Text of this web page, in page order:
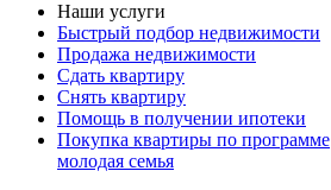
Наши услуги
Быстрый подбор недвижимости
Продажа недвижимости
Сдать квартиру
Снять квартиру
Помощь в получении ипотеки
Покупка квартиры по программе
молодая семья